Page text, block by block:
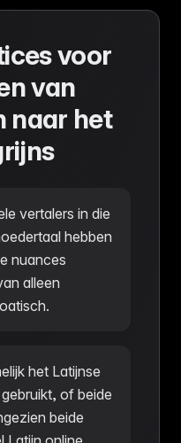
voor
van
naar het
vertalers in die
hebben
nuances
alleen
het Latijnse
of beide
beide